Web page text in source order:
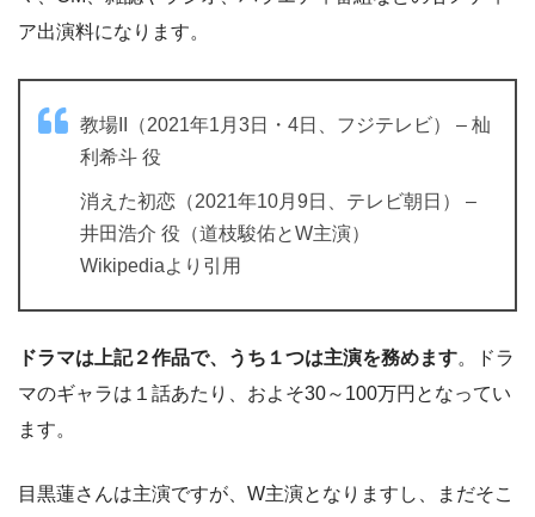
ア出演料になります。
教場II（2021年1月3日・4日、フジテレビ） – 杣
利希斗 役
消えた初恋（2021年10月9日、テレビ朝日） –
井田浩介 役（道枝駿佑とW主演）
Wikipediaより引用
ドラマは上記２作品で、うち１つは主演を務めます。ドラ
マのギャラは１話あたり、およそ30～100万円となってい
ます。
目黒蓮さんは主演ですが、W主演となりますし、まだそこ